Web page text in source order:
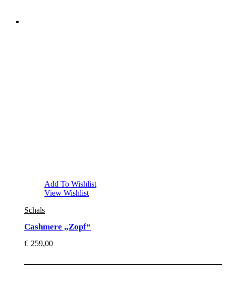
Add To Wishlist
View Wishlist
Schals
Cashmere „Zopf“
€ 259,00